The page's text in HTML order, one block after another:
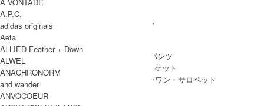
WOMEN
WOMEN ALL ITEM
/ ワンピース
SKIRT
BOTTOMS
/ ボトムス・パンツ
/ アウター・ジャケット
/ オールインワン・サロペット
A.P.C.
adidas originals
Aeta
ALLIED Feather + Down
ALWEL
ANACHRONORM
and wander
ANVOCOEUR